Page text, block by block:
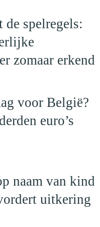
spelregels:
zomaar erkend
voor België?
euro’s
naam van kind
uitkering